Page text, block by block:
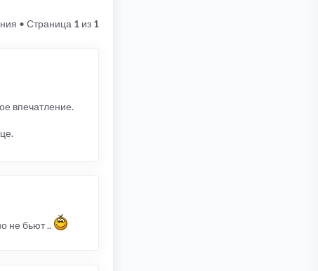
• Страница 1 из 1
впечатление.
не бьют ..